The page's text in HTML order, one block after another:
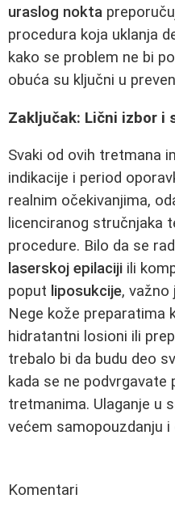
uraslog nokta
procedura koja uklanja
kako se problem ne bi
obuća su ključni u
Zaključak: Lični izbor i
Svaki od ovih tretmana
indikacije i period
realnim očekivanjima,
licenciranog stručnjaka
procedure. Bilo da se
laserskoj epilaciji ili
poput liposukcije,
Nege kože preparatima
hidratantni losioni ili
trebalo bi da budu deo
kada se ne podvrgavate
tretmanima. Ulaganje u
većem samopouzdanju
Komentari